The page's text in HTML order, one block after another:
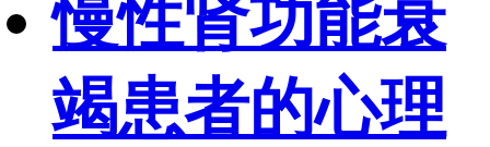
慢性肾功能衰
竭患者的心理